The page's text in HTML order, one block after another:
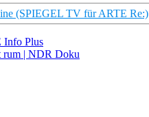
(SPIEGEL TV für ARTE Re:)
Info Plus
rum | NDR Doku